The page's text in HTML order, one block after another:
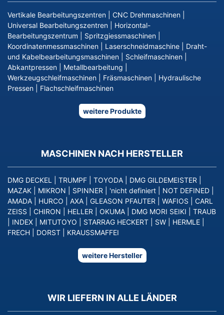
Vertikale Bearbeitungszentren CNC Drehmaschinen
Universal Bearbeitungszentren
Horizontal-
Bearbeitungszentrum
Spritzgiessmaschinen
Koordinatenmessmaschinen
Laserschneidmaschine
Draht-
und Kabelbearbeitungsmaschinen
Schleifmaschinen
Abkantpressen
Metallbearbeitung
Werkzeugschleifmaschinen
Fräsmaschinen
Hydraulische
Pressen
Flachschleifmaschinen
weitere Produkte
MASCHINEN NACH HERSTELLER
DMG DECKEL TRUMPF TOYODA DMG GILDEMEISTER
MAZAK
MIKRON SPINNER 'nicht definiert NOT DEFINED
AMADA
HURCO AXA GLEASON PFAUTER WAFIOS
CARL
ZEISS
CHIRON HELLER OKUMA DMG MORI SEIKI
TRAUB
INDEX MITUTOYO STARRAG HECKERT SW HERMLE
FRECH
DORST KRAUSSMAFFEI
weitere Hersteller
WIR LIEFERN IN ALLE LÄNDER